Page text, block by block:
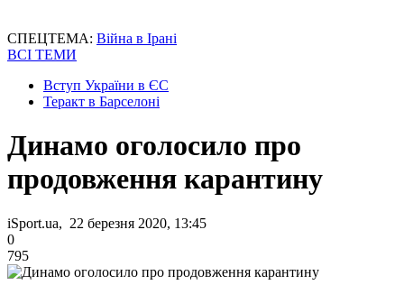
СПЕЦТЕМА: Війна в Ірані
ВСІ ТЕМИ
Вступ України в ЄС
Теракт в Барселоні
Динамо оголосило про
продовження карантину
iSport.ua, 22 березня 2020, 13:45
0
795